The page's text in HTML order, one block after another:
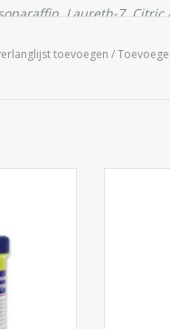
Laureth-7, Citric
toevoegen /
en
en pijn in
effecten,